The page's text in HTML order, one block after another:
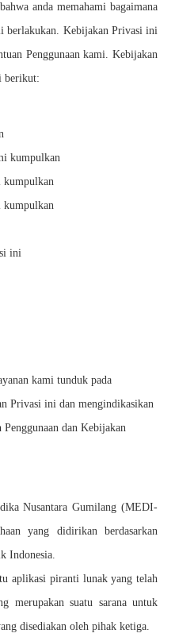
anda memahami bagaimana
berlakukan. Kebijakan Privasi ini
Penggunaan kami. Kebijakan
berikut:
kumpulkan
kumpulkan
kumpulkan
ini
kami tunduk pada
Privasi ini dan mengindikasikan
Penggunaan dan Kebijakan
Nusantara Gumilang (MEDI-
yang didirikan berdasarkan
Indonesia.
aplikasi piranti lunak yang telah
merupakan suatu sarana untuk
disediakan oleh pihak ketiga.